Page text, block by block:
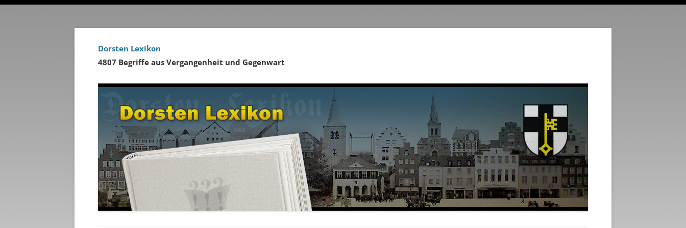
Dorsten Lexikon
4807 Begriffe aus Vergangenheit und Gegenwart